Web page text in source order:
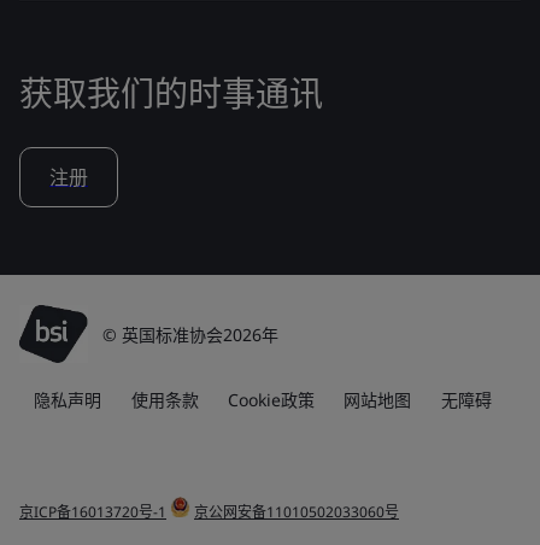
获取我们的时事通讯
注册
© 英国标准协会2026年
隐私声明 使用条款 Cookie政策 网站地图 无障碍
京ICP备16013720号-1 京公网安备11010502033060号